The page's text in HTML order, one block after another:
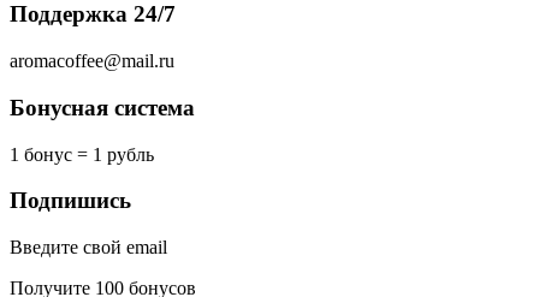
Поддержка 24/7
aromacoffee@mail.ru
Бонусная система
1 бонус = 1 рубль
Подпишись
Введите свой email
Получите 100 бонусов